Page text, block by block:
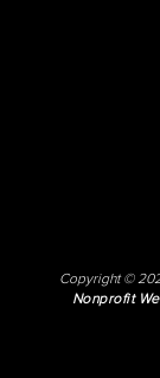
Copyright ©
Nonprofit